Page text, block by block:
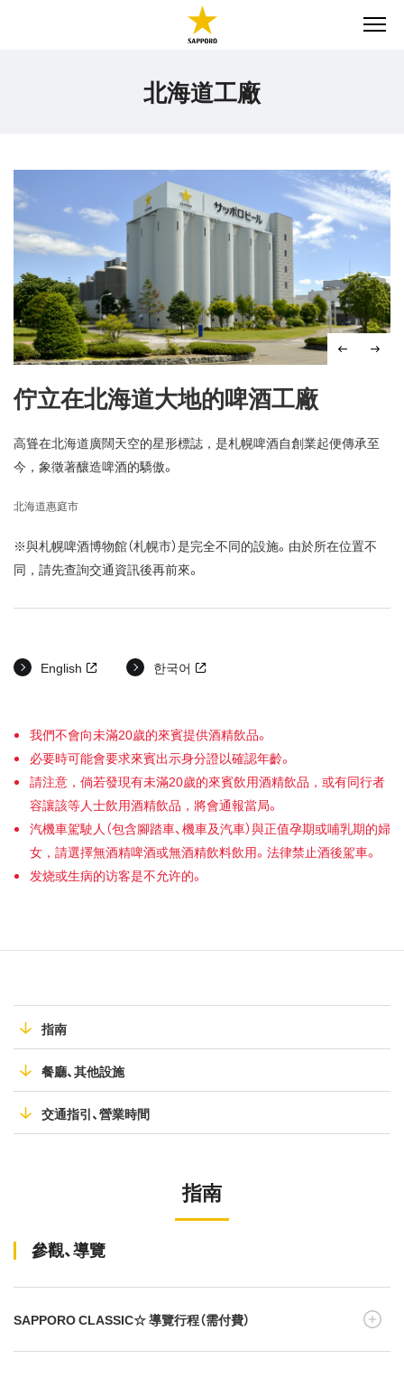
北海道工廠
佇立在北海道大地的啤酒工廠
高聳在北海道廣闊天空的星形標誌，是札幌啤酒自創業起便傳承至
今，象徵著釀造啤酒的驕傲。
北海道惠庭市
※與札幌啤酒博物館（札幌市）是完全不同的設施。由於所在位置不
同，請先查詢交通資訊後再前來。
English 한국어
我們不會向未滿20歲的來賓提供酒精飲品。
必要時可能會要求來賓出示身分證以確認年齡。
請注意，倘若發現有未滿20歲的來賓飲用酒精飲品，或有同行者
容讓該等人士飲用酒精飲品，將會通報當局。
汽機車駕駛人（包含腳踏車、機車及汽車）與正值孕期或哺乳期的婦
女，請選擇無酒精啤酒或無酒精飲料飲用。法律禁止酒後駕車。
发烧或生病的访客是不允许的。
指南
餐廳、其他設施
交通指引、營業時間
指南
參觀、導覽
SAPPORO CLASSIC☆ 導覽行程（需付費）